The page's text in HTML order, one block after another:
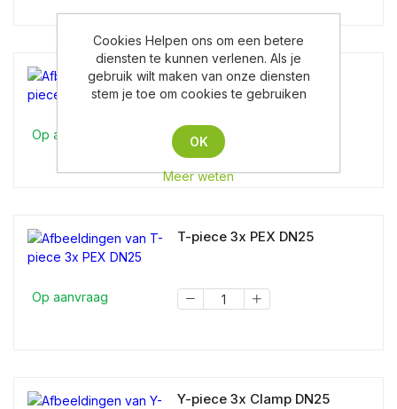
Op aanvraag
T-piece 3x Clamp DN25
Op aanvraag
T-piece 3x PEX DN25
Y-piece 3x Clamp DN25
Cookies Helpen ons om een betere
diensten te kunnen verlenen. Als je
gebruik wilt maken van onze diensten
stem je toe om cookies te gebruiken
OK
Meer weten